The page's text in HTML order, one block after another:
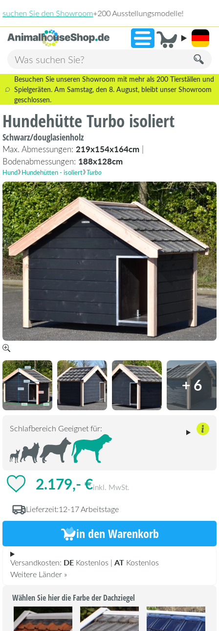
»2.238 Bewertungen!
Besuchen Sie unseren Showroom mit mehr als 200 Tierställen und
Spielgeräten. Am Samstag, den 8. August, bleibt unser Showroom
geschlossen.
Hundehütte Turbo isoliert
Schwarz/douglasienholz
Max. Abmessungen: 219x154x164cm |
Bodenabmessungen: 188x128cm
Hund Hundehütten - isoliert Turbo
+ 6
Schlafbereich Geeignet für:
2.179,- €inkl. MwSt.
Lieferzeit:12-17 Arbeitstage
in den Warenkorb
Versandkosten: DE Kostenlos | AT Kostenlos
Weitere Länder »
Wählen Sie hier die Farbe der Dachziegel